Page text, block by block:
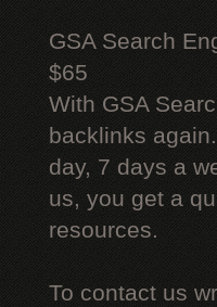
GSA Search
$65
With GSA
backlinks
day, 7 days a
us, you get a
resources.
To contact us